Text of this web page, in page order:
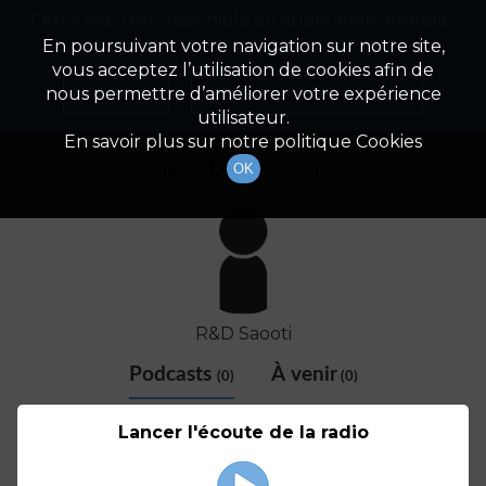
Détail De L'animateur
NICOLAS POIROT
R&D Saooti
Podcasts (0) À venir(0)
Aucun élément disponible
d'utilisation
En poursuivant votre navigation sur notre site,
vous acceptez l’utilisation de cookies afin de
nous permettre d’améliorer votre expérience
utilisateur.
En savoir plus sur notre politique Cookies
OK
Appuyez ci-dessous pour l'installer.
Non merci Télécharger l'application
Lancer l'écoute de la radio